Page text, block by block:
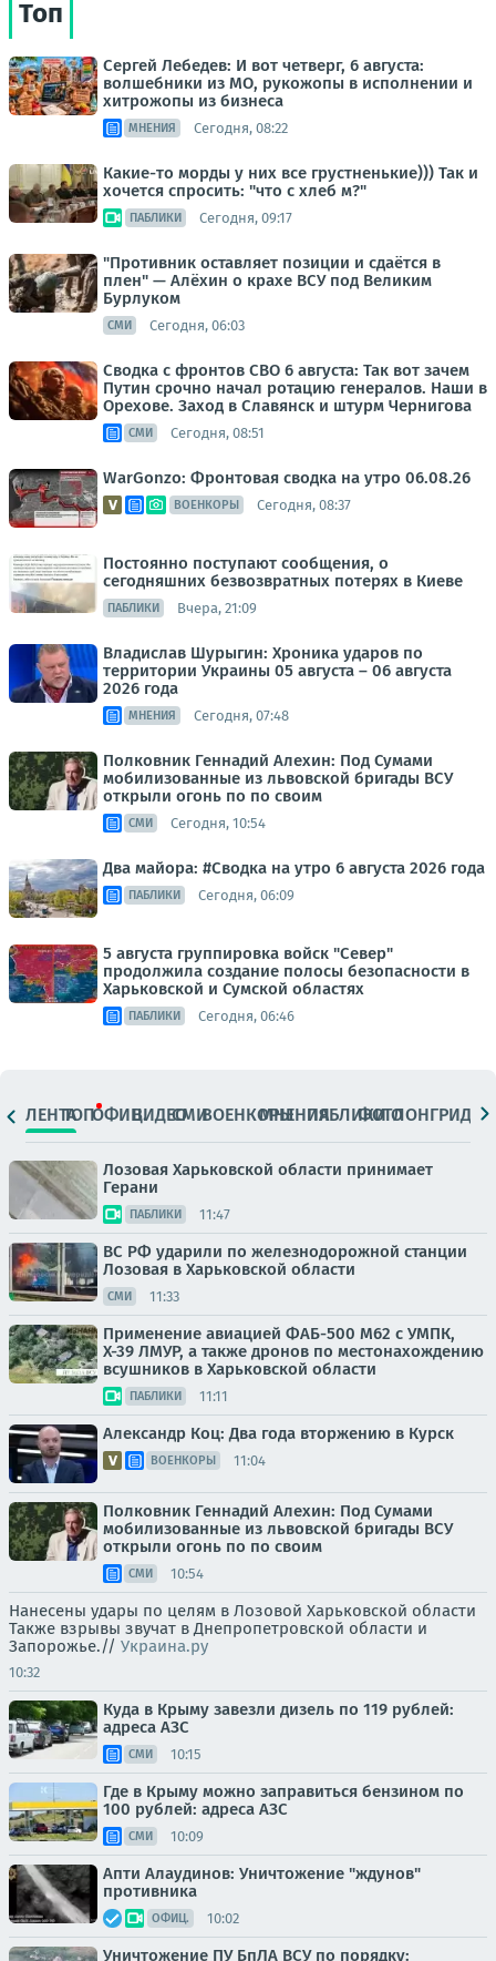
Топ
Сергей Лебедев: И вот четверг, 6 августа:
волшебники из МО, рукожопы в исполнении и
хитрожопы из бизнеса
МНЕНИЯ Сегодня, 08:22
Какие-то морды у них все грустненькие))) Так и
хочется спросить: "что с хлеб м?"
ПАБЛИКИ Сегодня, 09:17
"Противник оставляет позиции и сдаётся в
плен" — Алёхин о крахе ВСУ под Великим
Бурлуком
СМИ Сегодня, 06:03
Сводка с фронтов СВО 6 августа: Так вот зачем
Путин срочно начал ротацию генералов. Наши в
Орехове. Заход в Славянск и штурм Чернигова
СМИ Сегодня, 08:51
WarGonzo: Фронтовая сводка на утро 06.08.26
ВОЕНКОРЫ Сегодня, 08:37
Постоянно поступают сообщения, о
сегодняшних безвозвратных потерях в Киеве
ПАБЛИКИ Вчера, 21:09
Владислав Шурыгин: Хроника ударов по
территории Украины 05 августа – 06 августа
2026 года
МНЕНИЯ Сегодня, 07:48
Полковник Геннадий Алехин: Под Сумами
мобилизованные из львовской бригады ВСУ
открыли огонь по по своим
СМИ Сегодня, 10:54
Два майора: #Сводка на утро 6 августа 2026 года
ПАБЛИКИ Сегодня, 06:09
5 августа группировка войск "Север"
продолжила создание полосы безопасности в
Харьковской и Сумской областях
ПАБЛИКИ Сегодня, 06:46
ЛЕНТАТОПОФИЦ.ВИДЕОСМИВОЕНКОРЫМНЕНИЯПАБЛИКИ
ФОТОЛОНГРИДЫ
Лозовая Харьковской области принимает
Герани
ПАБЛИКИ 11:47
ВС РФ ударили по железнодорожной станции
Лозовая в Харьковской области
СМИ 11:33
Применение авиацией ФАБ-500 М62 с УМПК,
Х-39 ЛМУР, а также дронов по местонахождению
всушников в Харьковской области
ПАБЛИКИ 11:11
Александр Коц: Два года вторжению в Курск
ВОЕНКОРЫ 11:04
Полковник Геннадий Алехин: Под Сумами
мобилизованные из львовской бригады ВСУ
открыли огонь по по своим
СМИ 10:54
Нанесены удары по целям в Лозовой Харьковской области
Также взрывы звучат в Днепропетровской области и
Запорожье.// Украина.ру
10:32
Куда в Крыму завезли дизель по 119 рублей:
адреса АЗС
СМИ 10:15
Где в Крыму можно заправиться бензином по
100 рублей: адреса АЗС
СМИ 10:09
Апти Алаудинов: Уничтожение "ждунов"
противника
ОФИЦ. 10:02
Уничтожение ПУ БпЛА ВСУ по порядку: